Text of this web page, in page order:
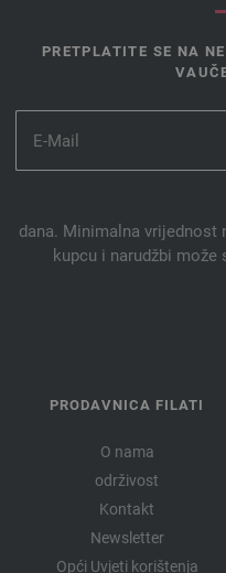
PRETPLATITE SE NA
dana. Minimalna vrijednost
kupcu i narudžbi
PRODAVNICA FILATI
O nama
održivost
Kontakt
Newsletter
Opći Uvjeti korištenja